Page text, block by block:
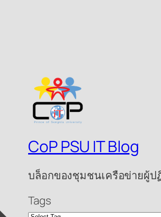
CoP PSU IT Blog
บล็อกของชุมชนเครือข่ายผู้ป
Tags